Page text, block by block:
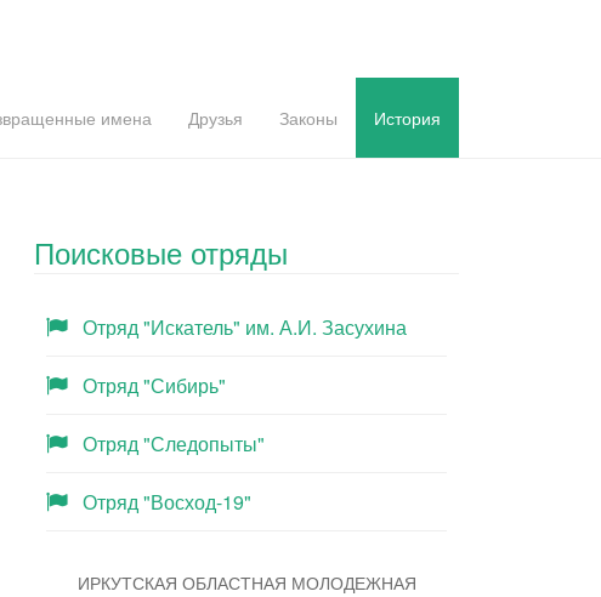
имена Друзья Законы История
Поисковые отряды
Отряд "Искатель" им. А.И. Засухина
Отряд "Сибирь"
Отряд "Следопыты"
Отряд "Восход-19"
ИРКУТСКАЯ ОБЛАСТНАЯ МОЛОДЕЖНАЯ